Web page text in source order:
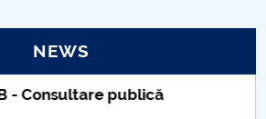
NEWS
indexate – Centrul